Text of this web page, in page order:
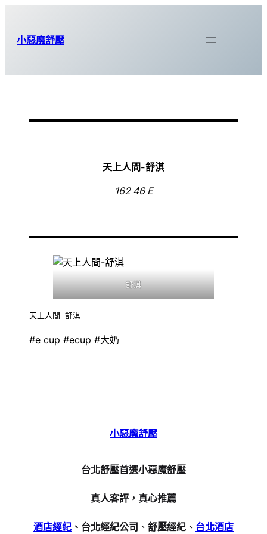
小惡魔舒壓
天上人間-舒淇
162 46 E
舒淇
天上人間-舒淇
#e cup #ecup #大奶
小惡魔舒壓
台北舒壓首選小惡魔舒壓
真人客評，真心推薦
酒店經紀 、台北經紀公司 、 舒壓經紀 、 台北酒店